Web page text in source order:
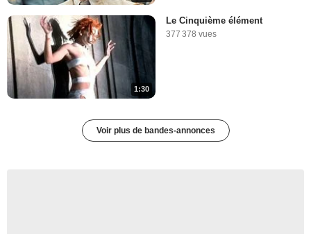
1:30
Le Cinquième élément
377 378 vues
Voir plus de bandes-annonces